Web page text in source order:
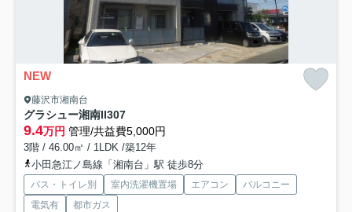
NEW
藤沢市湘南台
グラシュー湘南II307
9.4万円 管理/共益費5,000円
3階 / 46.00㎡ / 1LDK /築12年
小田急江ノ島線「湘南台」駅 徒歩8分
バス・トイレ別 室内洗濯機置場 エアコン
バルコニー
電気有
都市ガス